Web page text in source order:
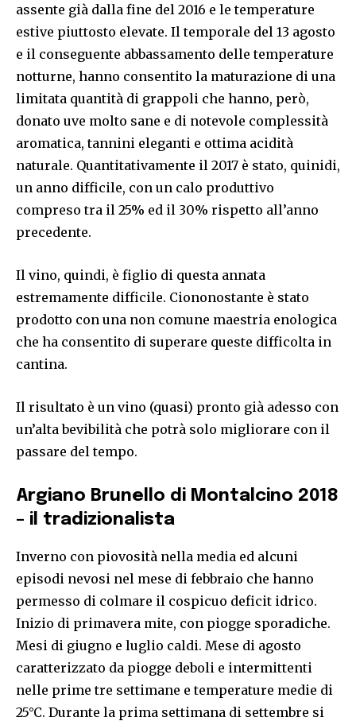
assente già dalla fine del 2016 e le temperature
estive piuttosto elevate. Il temporale del 13 agosto
e il conseguente abbassamento delle temperature
notturne, hanno consentito la maturazione di una
limitata quantità di grappoli che hanno, però,
donato uve molto sane e di notevole complessità
aromatica, tannini eleganti e ottima acidità
naturale. Quantitativamente il 2017 è stato, quinidi,
un anno difficile, con un calo produttivo
compreso tra il 25% ed il 30% rispetto all’anno
precedente.
Il vino, quindi, è figlio di questa annata
estremamente difficile. Ciononostante è stato
prodotto con una non comune maestria enologica
che ha consentito di superare queste difficolta in
cantina.
Il risultato è un vino (quasi) pronto già adesso con
un’alta bevibilità che potrà solo migliorare con il
passare del tempo.
Argiano Brunello di Montalcino 2018
– il tradizionalista
Inverno con piovosità nella media ed alcuni
episodi nevosi nel mese di febbraio che hanno
permesso di colmare il cospicuo deficit idrico.
Inizio di primavera mite, con piogge sporadiche.
Mesi di giugno e luglio caldi. Mese di agosto
caratterizzato da piogge deboli e intermittenti
nelle prime tre settimane e temperature medie di
25°C. Durante la prima settimana di settembre si